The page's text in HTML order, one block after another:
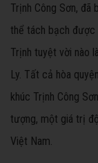
Trịnh Công Sơn, đã
thể tách bạch
Trịnh tuyệt vời nào
Ly. Tất cả hòa
khúc Trịnh Công
tượng, một giá trị
Việt Nam.